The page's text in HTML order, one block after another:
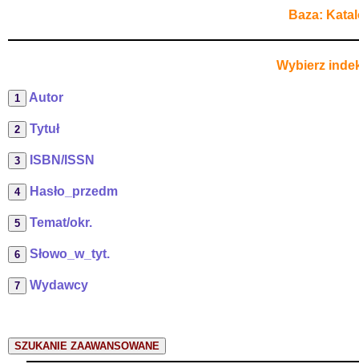
Baza:
Wybierz
Autor
Tytuł
ISBN/ISSN
Hasło_przedm
Temat/okr.
Słowo_w_tyt.
Wydawcy